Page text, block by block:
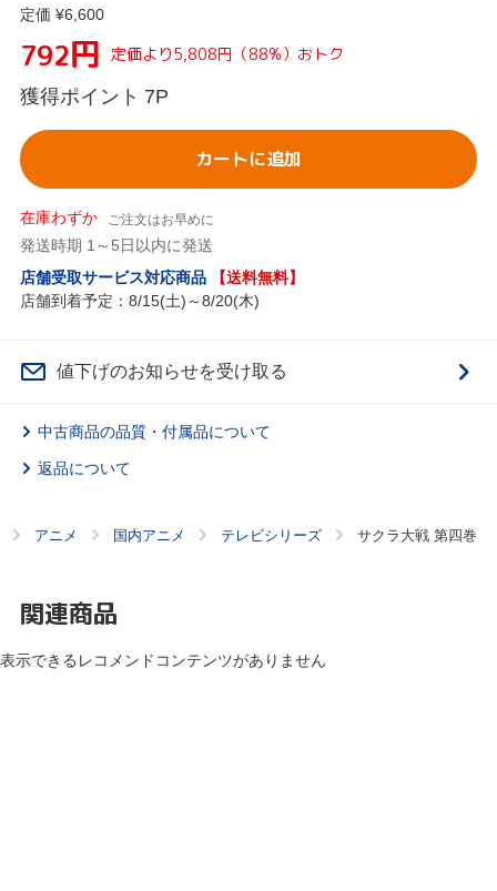
定価 ¥6,600
792円 定価より5,808円（88%）おトク
獲得ポイント 7P
カートに追加
在庫わずか ご注文はお早めに
発送時期 1～5日以内に発送
店舗受取サービス対応商品
【送料無料】
店舗到着予定：8/15(土)～8/20(木)
値下げのお知らせを受け取る
中古商品の品質・付属品について
返品について
アニメ 国内アニメ テレビシリーズ サクラ大戦 第四巻
関連商品
表示できるレコメンドコンテンツがありません